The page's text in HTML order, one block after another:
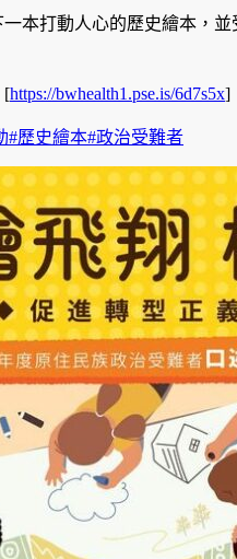
本打動人心的歷史繪本，
[https://bwhealth1.pse.is/6d7s5x]
#歷史繪本#政治受難者